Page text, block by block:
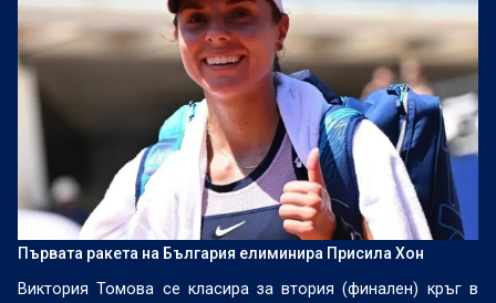
Първата ракета на България елиминира Присила Хон
Виктория Томова се класира за втория (финален) кръг в